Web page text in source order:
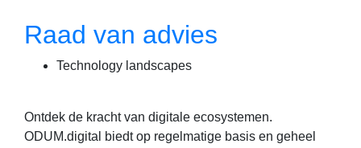
Raad van advies
Technology landscapes
Ontdek de kracht van digitale ecosystemen.
ODUM.digital biedt op regelmatige basis en geheel